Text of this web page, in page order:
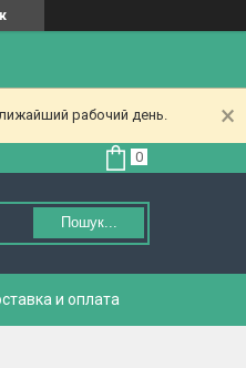
рабочий день.
Пошук...
и оплата